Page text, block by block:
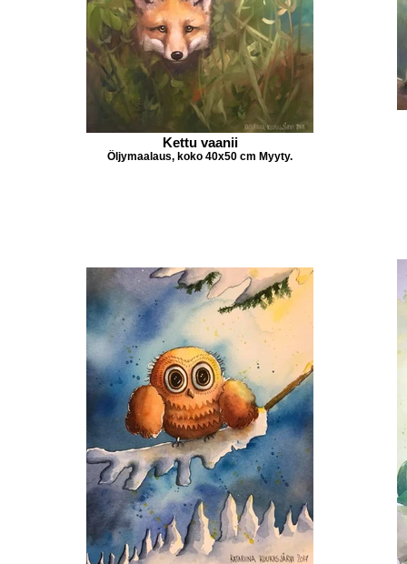
Kettu vaanii
Öljymaalaus, koko 40x50 cm Myyty.